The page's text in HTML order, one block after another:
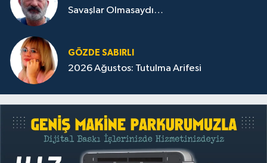
Savaşlar Olmasaydı…
GÖZDE SABIRLI
2026 Ağustos: Tutulma Arifesi